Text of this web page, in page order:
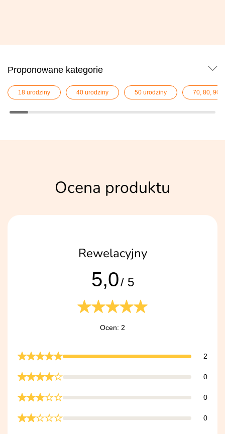
Proponowane kategorie
18 urodziny 40 urodziny 50 urodziny 70, 80, 90,
Ocena produktu
Rewelacyjny
5,0/ 5
Ocen: 2
2
0
0
0